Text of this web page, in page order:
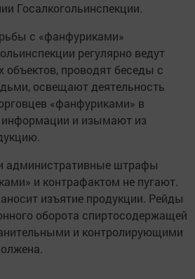
Госалкогольинспекции.
с «фанфуриками»
регулярно ведут
объектов, проводят беседы с
освещают деятельность
«фанфуриками» в
информации и изымают из
административные штрафы
и контрафактом не пугают.
изъятие продукции. Рейды
оборота спиртосодержащей
и контролирующими